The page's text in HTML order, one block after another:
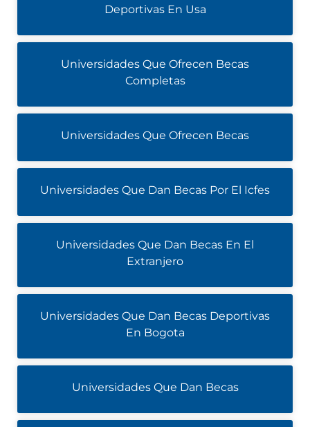
Deportivas En Usa
Universidades Que Ofrecen Becas
Completas
Universidades Que Ofrecen Becas
Universidades Que Dan Becas Por El Icfes
Universidades Que Dan Becas En El
Extranjero
Universidades Que Dan Becas Deportivas
En Bogota
Universidades Que Dan Becas